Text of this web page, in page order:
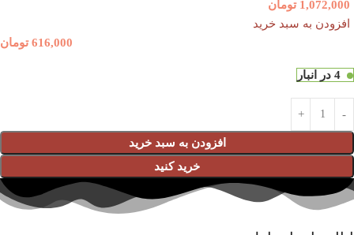
1,072,000 تومان
افزودن به سبد خرید
616,000 تومان
4 در انبار
افزودن به سبد خرید
خرید کنید